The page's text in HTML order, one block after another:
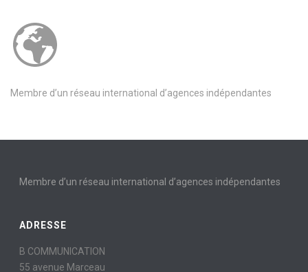
Membre d’un réseau international d’agences indépendantes
Membre d’un réseau international d’agences indépendantes
ADRESSE
B COMMUNICATION
55 avenue Marceau